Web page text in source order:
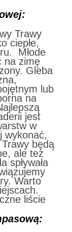
Trawy
ciepłe,
Młode
na zimę
Gleba
lub
na
jest
w
wykonać,
Trawy będą
ale też
spływała
Warto
liście